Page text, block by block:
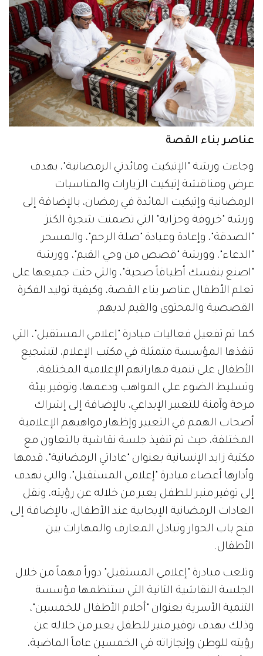
عناصر بناء القصة
وجاءت ورشة "الإتيكيت ومائدتي الرمضانية"، بهدف
عرض ومناقشة إتيكيت الزيارات والمناسبات
الرمضانية وإتيكيت المائدة في رمضان، بالإضافة إلى
ورشة "خروفة وحزاية" التي تضمنت شجرة الكنز
"الصدقة"، وإعادة وعبادة "صلة الرحم"، والمسحر
"الدعاء"، وورشة "قصص من وحي القيم"، وورشة
"اصنع بنفسك أطباقاً صحية"، والتي حثت جميعها على
تعلم الأطفال عناصر بناء القصة، وكيفية توليد الفكرة
القصصية والمحتوى والقيم لديهم.
كما تم تفعيل فعاليات مبادرة "إعلامي المستقبل"، التي
تنفذها المؤسسة متمثلة في مكتب الإعلام، لتشجيع
الأطفال على تنمية مهاراتهم الإعلامية المختلفة،
وتسليط الضوء على المواهب ودعمها، وتوفير بيئة
مرحة وآمنة للتعبير الإبداعي، بالإضافة إلى إشراك
أصحاب الهمم في التعبير وإظهار مواهبهم الإعلامية
المختلفة، حيث تم تنفيذ جلسة نقاشية بالتعاون مع
مكتبة زايد الإنسانية بعنوان "عاداتي الرمضانية"، قدمها
وأدارها أعضاء مبادرة "إعلامي المستقبل"، والتي تهدف
إلى توفير منبر للطفل يعبر من خلاله عن رؤيته، ونقل
العادات الرمضانية الإيجابية عند الأطفال، بالإضافة إلى
فتح باب الحوار وتبادل المعارف والمهارات بين
الأطفال.
وتلعب مبادرة "إعلامي المستقبل" دوراً مهماً من خلال
الجلسة النقاشية الثانية التي ستنظمها مؤسسة
التنمية الأسرية بعنوان "أحلام الأطفال للخمسين"،
وذلك بهدف توفير منبر للطفل يعبر من خلاله عن
رؤيته للوطن وإنجازاته في الخمسين عاماً الماضية،